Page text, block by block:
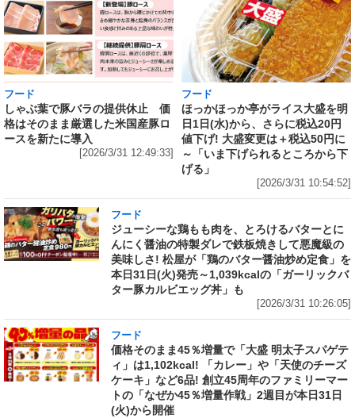
フード
しゃぶ葉で豚バラの提供休止 価
格はそのまま厳選した米国産豚ロ
ースを新たに導入
[2026/3/31 12:49:33]
フード
ほっかほっか亭がライス大盛を明
日1日(水)から、さらに税込20円
値下げ! 大盛変更は＋税込50円に
～「いま下げられるところから下
げる」
[2026/3/31 10:54:52]
フード
ジューシーな鶏もも肉を、とろけるバターとに
んにく醤油の特製ダレで鉄板焼きして悪魔級の
美味しさ! 松屋が「鶏のバター醤油炒め定食」を
本日31日(火)発売～1,039kcalの「ガーリックバ
ター豚カルビエッグ丼」も
[2026/3/31 10:26:05]
フード
価格そのまま45％増量で「大盛 明太子スパゲテ
ィ」は1,102kcal! 「カレー」や「天使のチーズ
ケーキ」など6品! 創立45周年のファミリーマー
トの「なぜか45％増量作戦」2週目が本日31日
(火)から開催